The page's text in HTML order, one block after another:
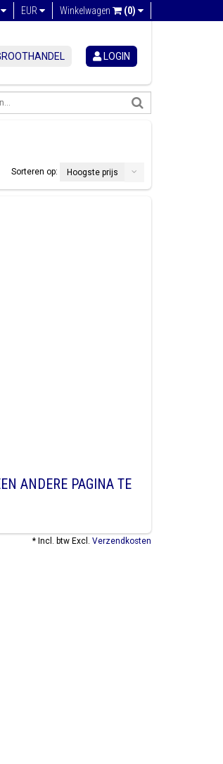
Winkelwagen (0)
EUR
LOGIN
Sorteren op:
Hoogste prijs
ANDERE PAGINA TE
* Incl. btw Excl. Verzendkosten